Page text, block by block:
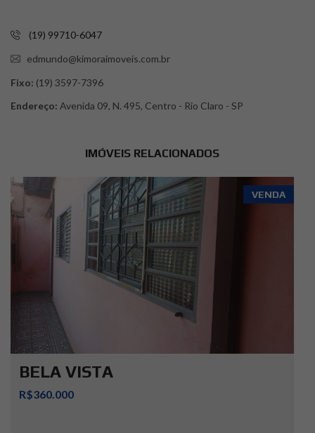
(19) 99710-6047
edmundo@kimoraimoveis.com.br
Fixo: (19) 3597-7396
Endereço: Avenida 09, N. 495, Centro - Rio Claro - SP
IMÓVEIS RELACIONADOS
VENDA
BELA VISTA
R$360.000